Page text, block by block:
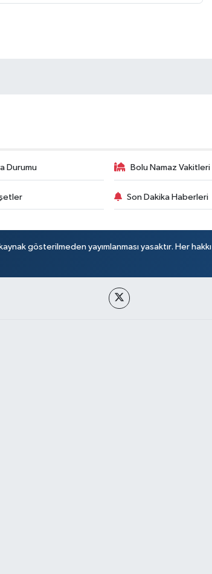
Durumu Bolu Namaz Vakitleri
Son Dakika Haberleri
gösterilmeden yayımlanması yasaktır. Her hakkı